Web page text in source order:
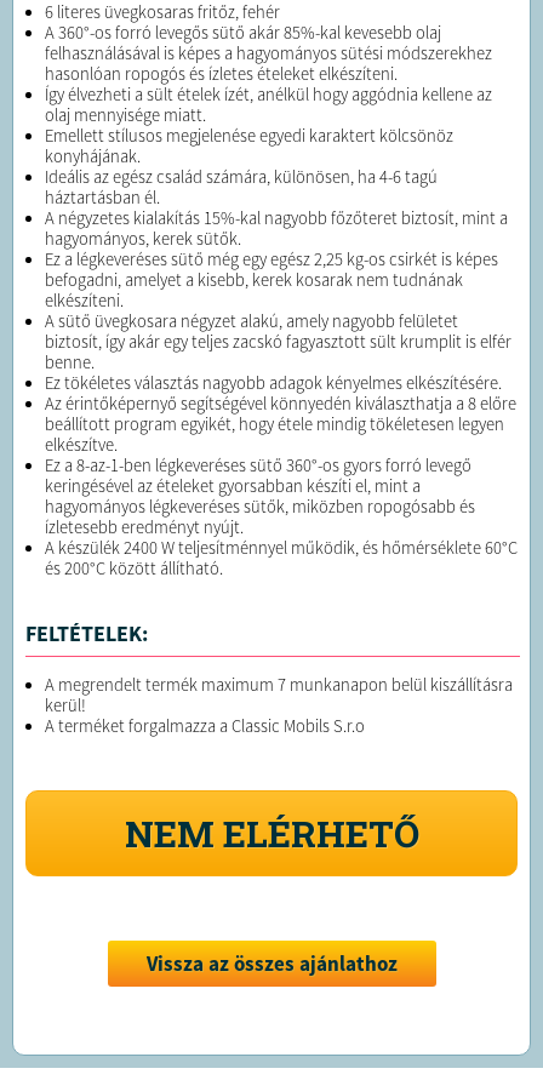
6 literes üvegkosaras fritőz, fehér
A 360°-os forró levegős sütő akár 85%-kal kevesebb olaj
felhasználásával is képes a hagyományos sütési módszerekhez
hasonlóan ropogós és ízletes ételeket elkészíteni.
Így élvezheti a sült ételek ízét, anélkül hogy aggódnia kellene az
olaj mennyisége miatt.
Emellett stílusos megjelenése egyedi karaktert kölcsönöz
konyhájának.
Ideális az egész család számára, különösen, ha 4-6 tagú
háztartásban él.
A négyzetes kialakítás 15%-kal nagyobb főzőteret biztosít, mint a
hagyományos, kerek sütők.
Ez a légkeveréses sütő még egy egész 2,25 kg-os csirkét is képes
befogadni, amelyet a kisebb, kerek kosarak nem tudnának
elkészíteni.
A sütő üvegkosara négyzet alakú, amely nagyobb felületet
biztosít, így akár egy teljes zacskó fagyasztott sült krumplit is elfér
benne.
Ez tökéletes választás nagyobb adagok kényelmes elkészítésére.
Az érintőképernyő segítségével könnyedén kiválaszthatja a 8 előre
beállított program egyikét, hogy étele mindig tökéletesen legyen
elkészítve.
Ez a 8-az-1-ben légkeveréses sütő 360°-os gyors forró levegő
keringésével az ételeket gyorsabban készíti el, mint a
hagyományos légkeveréses sütők, miközben ropogósabb és
ízletesebb eredményt nyújt.
A készülék 2400 W teljesítménnyel működik, és hőmérséklete 60°C
és 200°C között állítható.
FELTÉTELEK:
A megrendelt termék maximum 7 munkanapon belül kiszállításra
kerül!
A terméket forgalmazza a Classic Mobils S.r.o
NEM ELÉRHETŐ
Vissza az összes ajánlathoz